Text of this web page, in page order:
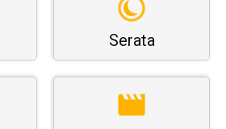
Serata